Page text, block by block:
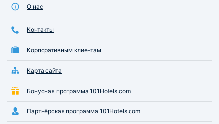
О нас
Контакты
Корпоративным клиентам
Карта сайта
Бонусная программа 101Hotels.com
Партнёрская программа 101Hotels.com